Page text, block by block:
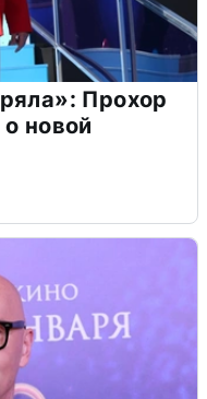
Прохор
новой